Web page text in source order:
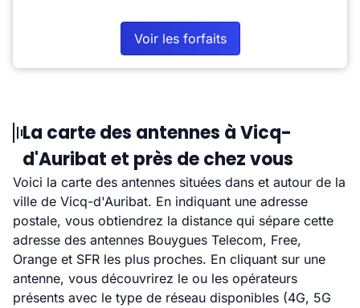
Voir les forfaits
La carte des antennes à Vicq-
d'Auribat et près de chez vous
Voici la carte des antennes situées dans et autour de la
ville de Vicq-d'Auribat. En indiquant une adresse
postale, vous obtiendrez la distance qui sépare cette
adresse des antennes Bouygues Telecom, Free,
Orange et SFR les plus proches. En cliquant sur une
antenne, vous découvrirez le ou les opérateurs
présents avec le type de réseau disponibles (4G, 5G